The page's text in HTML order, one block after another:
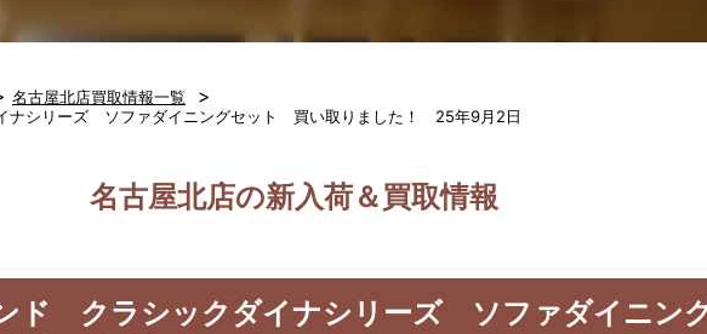
名古屋北店買取情報一覧 >
シリーズ ソファダイニングセット 買い取りました！ 25年9月2日
名古屋北店の新入荷＆買取情報
クラシックダイナシリーズ ソファダイニン